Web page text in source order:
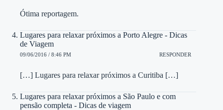
Ótima reportagem.
Lugares para relaxar próximos a Porto Alegre - Dicas
de Viagem
09/06/2016 / 8:46 PM RESPONDER
[…] Lugares para relaxar próximos a Curitiba […]
Lugares para relaxar próximos a São Paulo e com
pensão completa - Dicas de viagem